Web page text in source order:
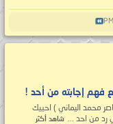
فهم إجابته من أحد !
محمد اليماني ) احييك
رد من احد ... شاهد أكثر